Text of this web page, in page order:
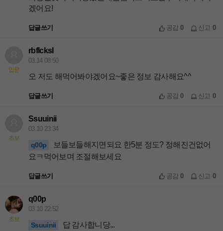
겠어요!
답글쓰기 공감0 신고 0
입문
rbflcksl
03.14 08:50
오 저도 해먹어봐야겠어요~좋은 정보 감사해요^^
답글쓰기 공감0 신고 0
초보
Ssuuinii
03.10 23:34
q00p
보들보들해지면되요 한5분 정도? 정해진건없어
요ㅋ먹어보며 조절해보세요
답글쓰기 공감0 신고 0
초보
q00p
03.10 22:52
Ssuuinii
답 감사합니당...